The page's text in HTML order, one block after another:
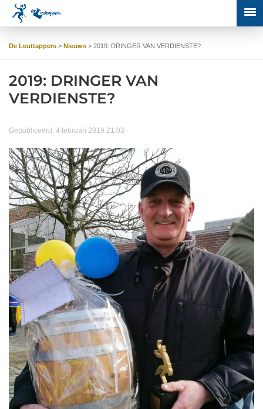
De Leuttappers > Nieuws > 2019: DRINGER VAN VERDIENSTE?
2019: DRINGER VAN
VERDIENSTE?
Gepubliceerd: 4 februari 2019 21:03